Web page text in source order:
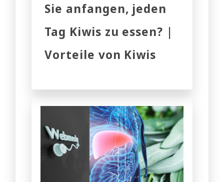
Sie anfangen, jeden
Tag Kiwis zu essen? |
Vorteile von Kiwis